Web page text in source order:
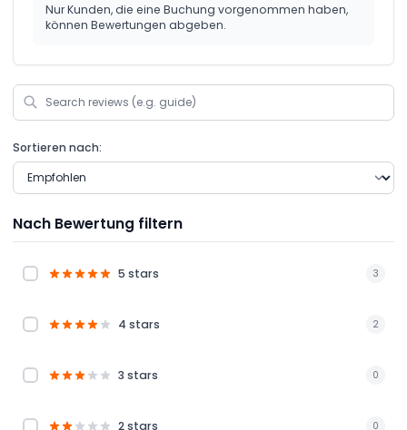
Nur Kunden, die eine Buchung vorgenommen haben,
können Bewertungen abgeben.
Sortieren nach:
Nach Bewertung filtern
5 stars 3
4 stars 2
3 stars 0
2 stars 0